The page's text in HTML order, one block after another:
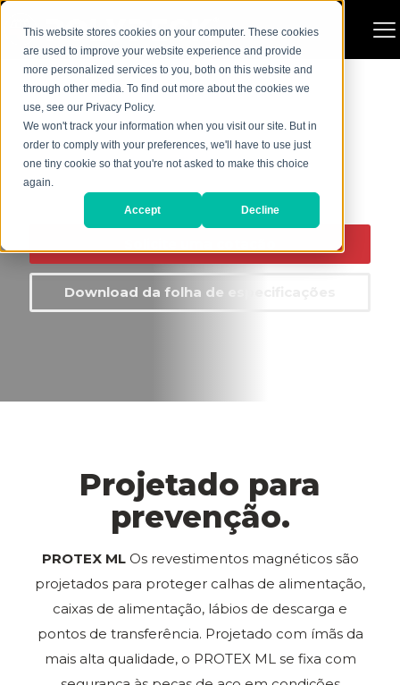
This website stores cookies on your computer. These cookies
are used to improve your website experience and provide
more personalized services to you, both on this website and
through other media. To find out more about the cookies we
use, see our Privacy Policy.
We won't track your information when you visit our site. But in
order to comply with your preferences, we'll have to use just
one tiny cookie so that you're not asked to make this choice
again.
Accept Decline
REVESTIMENTOS MAGNÉTICOS DE
POLIURETANO
Download da folha de especificações
Projetado para
prevenção.
PROTEX MLOs revestimentos magnéticos são
projetados para proteger calhas de alimentação,
caixas de alimentação, lábios de descarga e
pontos de transferência. Projetado com ímãs da
mais alta qualidade, o PROTEX ML se fixa com